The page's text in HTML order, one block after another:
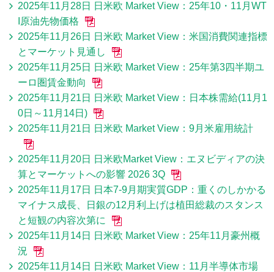
2025年11月28日 日米欧 Market View：25年10・11月WT
I原油先物価格
2025年11月26日 日米欧 Market View：米国消費関連指標
とマーケット見通し
2025年11月25日 日米欧 Market View：25年第3四半期ユ
ーロ圏賃金動向
2025年11月21日 日米欧 Market View：日本株需給(11月1
0日～11月14日)
2025年11月21日 日米欧 Market View：9月米雇用統計
2025年11月20日 日米欧Market View：エヌビディアの決
算とマーケットへの影響 2026 3Q
2025年11月17日 日本7-9月期実質GDP：重くのしかかる
マイナス成長、日銀の12月利上げは植田総裁のスタンス
と短観の内容次第に
2025年11月14日 日米欧 Market View：25年11月豪州概
況
2025年11月14日 日米欧 Market View：11月半導体市場